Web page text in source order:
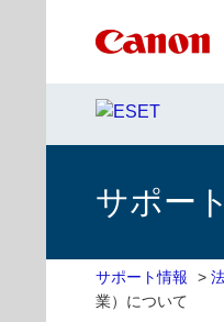
サポー
サポート情報 >
業）について